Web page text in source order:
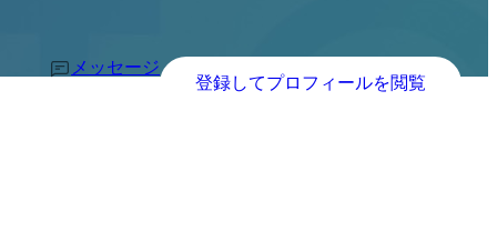
メッセージ
登録してプロフィールを閲覧